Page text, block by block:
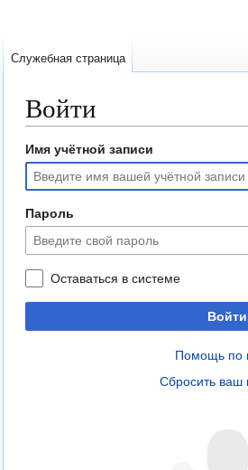
Войти
Перейти
навигации
Перейти
поиску
Имя учётной записи
Пароль
Оставаться в системе
Войти
Помощь по
Сбросить ваш
Служебная страница